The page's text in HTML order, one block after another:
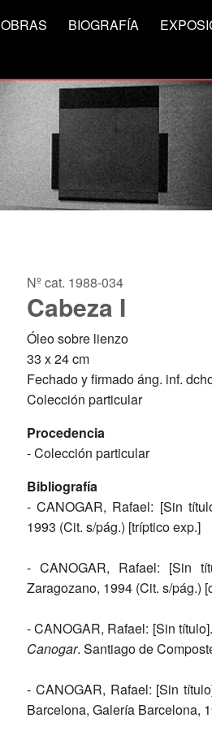
OBRAS BIOGRAFÍA
Nº cat. 1988-034
Cabeza I
Óleo sobre lienzo
33 x 24 cm
Fechado y firmado áng. inf.
Colección particular
Procedencia
- Colección particular
Bibliografía
- CANOGAR, Rafael: [Sin
1993 (Cit. s/pág.) [tríptico exp.]
- CANOGAR, Rafael: [Sin
Zaragozano, 1994 (Cit. s/pág.)
- CANOGAR, Rafael: [Sin
Canogar. Santiago de
- CANOGAR, Rafael: [Sin
Barcelona, Galería Barcelona,